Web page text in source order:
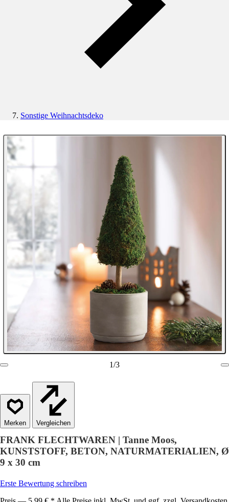
Sonstige Weihnachtsdeko
1/3
Vergleichen
FRANK FLECHTWAREN | Tanne Moos,
KUNSTSTOFF, BETON, NATURMATERIALIEN, Ø
9 x 30 cm
Erste Bewertung schreiben